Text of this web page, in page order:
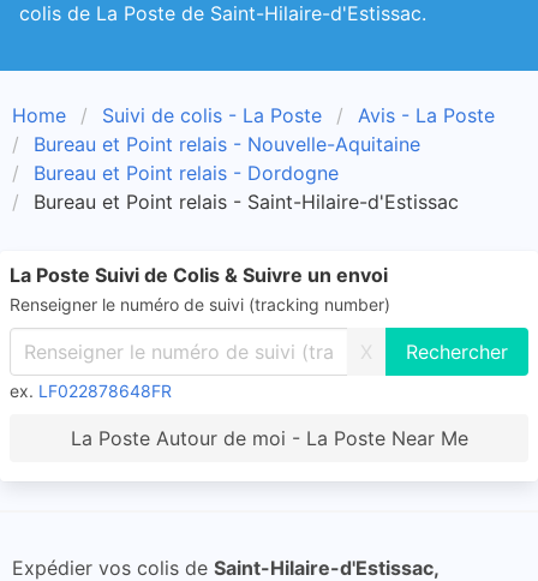
colis de La Poste de Saint-Hilaire-d'Estissac.
Home Suivi de colis - La Poste
Avis - La Poste
Bureau et Point relais - Nouvelle-Aquitaine
Bureau et Point relais - Dordogne
Bureau et Point relais - Saint-Hilaire-d'Estissac
La Poste Suivi de Colis & Suivre un envoi
Renseigner le numéro de suivi (tracking number)
X
ex. LF022878648FR
La Poste Autour de moi - La Poste Near Me
Expédier vos colis de Saint-Hilaire-d'Estissac,